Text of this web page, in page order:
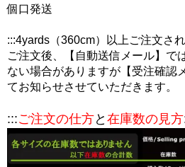
個口発送
:::4yards（360cm）以上ご注文さ
ご注文後、【自動送信メール】で
ない場合がありますが【受注確認
てお知らせさせていただきます。
:::ご注文の仕方と 在庫数の見方